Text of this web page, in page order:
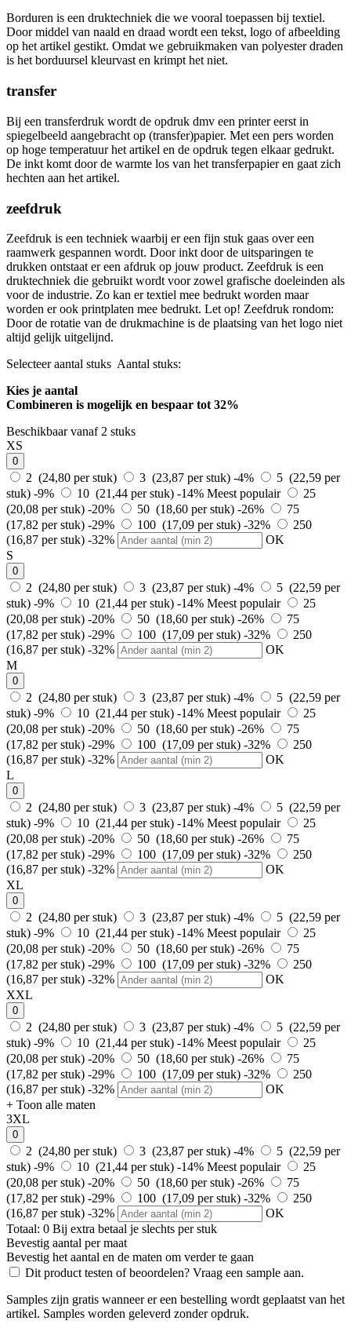
Borduren is een druktechniek die we vooral toepassen bij textiel.
Door middel van naald en draad wordt een tekst, logo of afbeelding
op het artikel gestikt. Omdat we gebruikmaken van polyester draden
is het borduursel kleurvast en krimpt het niet.
transfer
Bij een transferdruk wordt de opdruk dmv een printer eerst in
spiegelbeeld aangebracht op (transfer)papier. Met een pers worden
op hoge temperatuur het artikel en de opdruk tegen elkaar gedrukt.
De inkt komt door de warmte los van het transferpapier en gaat zich
hechten aan het artikel.
zeefdruk
Zeefdruk is een techniek waarbij er een fijn stuk gaas over een
raamwerk gespannen wordt. Door inkt door de uitsparingen te
drukken ontstaat er een afdruk op jouw product. Zeefdruk is een
druktechniek die gebruikt wordt voor zowel grafische doeleinden als
voor de industrie. Zo kan er textiel mee bedrukt worden maar
worden er ook printplaten mee bedrukt. Let op! Zeefdruk rondom:
Door de rotatie van de drukmachine is de plaatsing van het logo niet
altijd gelijk uitgelijnd.
Selecteer aantal stuks Aantal stuks:
Kies je aantal
Combineren is mogelijk en bespaar tot 32%
Beschikbaar vanaf 2 stuks
XS
0
2 (24,80 per stuk) 3 (23,87 per stuk) -4%
5 (22,59 per
stuk) -9% 10 (21,44 per stuk) -14% Meest populair
25
(20,08 per stuk) -20% 50 (18,60 per stuk) -26%
75
(17,82 per stuk) -29% 100 (17,09 per stuk) -32%
250
(16,87 per stuk) -32%
OK
S
0
2 (24,80 per stuk) 3 (23,87 per stuk) -4%
5 (22,59 per
stuk) -9% 10 (21,44 per stuk) -14% Meest populair
25
(20,08 per stuk) -20% 50 (18,60 per stuk) -26%
75
(17,82 per stuk) -29% 100 (17,09 per stuk) -32%
250
(16,87 per stuk) -32%
OK
M
0
2 (24,80 per stuk) 3 (23,87 per stuk) -4%
5 (22,59 per
stuk) -9% 10 (21,44 per stuk) -14% Meest populair
25
(20,08 per stuk) -20% 50 (18,60 per stuk) -26%
75
(17,82 per stuk) -29% 100 (17,09 per stuk) -32%
250
(16,87 per stuk) -32%
OK
L
0
2 (24,80 per stuk) 3 (23,87 per stuk) -4%
5 (22,59 per
stuk) -9% 10 (21,44 per stuk) -14% Meest populair
25
(20,08 per stuk) -20% 50 (18,60 per stuk) -26%
75
(17,82 per stuk) -29% 100 (17,09 per stuk) -32%
250
(16,87 per stuk) -32%
OK
XL
0
2 (24,80 per stuk) 3 (23,87 per stuk) -4%
5 (22,59 per
stuk) -9% 10 (21,44 per stuk) -14% Meest populair
25
(20,08 per stuk) -20% 50 (18,60 per stuk) -26%
75
(17,82 per stuk) -29% 100 (17,09 per stuk) -32%
250
(16,87 per stuk) -32%
OK
XXL
0
2 (24,80 per stuk) 3 (23,87 per stuk) -4%
5 (22,59 per
stuk) -9% 10 (21,44 per stuk) -14% Meest populair
25
(20,08 per stuk) -20% 50 (18,60 per stuk) -26%
75
(17,82 per stuk) -29% 100 (17,09 per stuk) -32%
250
(16,87 per stuk) -32%
OK
+ Toon alle maten
3XL
0
2 (24,80 per stuk) 3 (23,87 per stuk) -4%
5 (22,59 per
stuk) -9% 10 (21,44 per stuk) -14% Meest populair
25
(20,08 per stuk) -20% 50 (18,60 per stuk) -26%
75
(17,82 per stuk) -29% 100 (17,09 per stuk) -32%
250
(16,87 per stuk) -32%
OK
Totaal: 0 Bij extra betaal je slechts per stuk
Bevestig aantal per maat
Bevestig het aantal en de maten om verder te gaan
Dit product testen of beoordelen? Vraag een sample aan.
Samples zijn gratis wanneer er een bestelling wordt geplaatst van het
artikel. Samples worden geleverd zonder opdruk.